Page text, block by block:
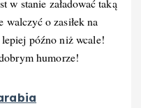
o zasiłek na
późno niż wcale!
humorze!